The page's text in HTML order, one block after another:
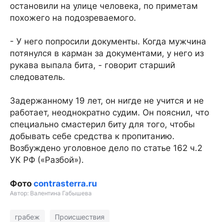
остановили на улице человека, по приметам
похожего на подозреваемого.
- У него попросили документы. Когда мужчина
потянулся в карман за документами, у него из
рукава выпала бита, - говорит старший
следователь.
Задержанному 19 лет, он нигде не учится и не
работает, неоднократно судим. Он пояснил, что
специально смастерил биту для того, чтобы
добывать себе средства к пропитанию.
Возбуждено уголовное дело по статье 162 ч.2
УК РФ («Разбой»).
Фото contrasterra.ru
Автор: Валентина Габышева
грабеж Происшествия